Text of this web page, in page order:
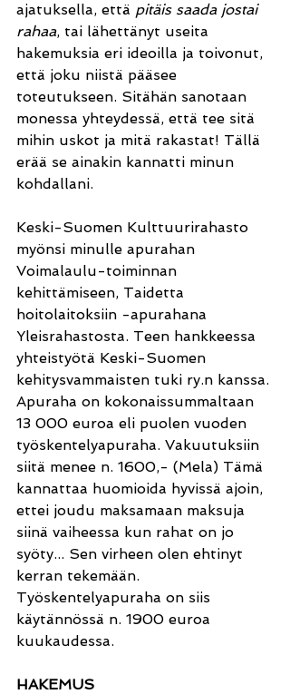
ajatuksella, että pitäis saada jostai
rahaa, tai lähettänyt useita
hakemuksia eri ideoilla ja toivonut,
että joku niistä pääsee
toteutukseen. Sitähän sanotaan
monessa yhteydessä, että tee sitä
mihin uskot ja mitä rakastat! Tällä
erää se ainakin kannatti minun
kohdallani.
Keski-Suomen Kulttuurirahasto
myönsi minulle apurahan
Voimalaulu-toiminnan
kehittämiseen, Taidetta
hoitolaitoksiin -apurahana
Yleisrahastosta. Teen hankkeessa
yhteistyötä Keski-Suomen
kehitysvammaisten tuki ry.n kanssa.
Apuraha on kokonaissummaltaan
13 000 euroa eli puolen vuoden
työskentelyapuraha. Vakuutuksiin
siitä menee n. 1600,- (Mela) Tämä
kannattaa huomioida hyvissä ajoin,
ettei joudu maksamaan maksuja
siinä vaiheessa kun rahat on jo
syöty... Sen virheen olen ehtinyt
kerran tekemään.
Työskentelyapuraha on siis
käytännössä n. 1900 euroa
kuukaudessa.
HAKEMUS